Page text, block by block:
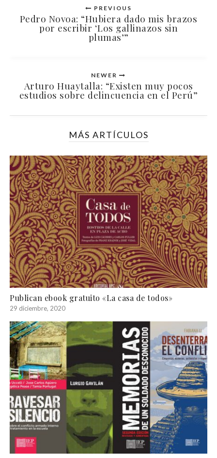
PREVIOUS
Pedro Novoa: “Hubiera dado mis brazos
por escribir ‘Los gallinazos sin
plumas’”
NEWER
Arturo Huaytalla: “Existen muy pocos
estudios sobre delincuencia en el Perú”
MÁS ARTÍCULOS
Publican ebook gratuito «La casa de todos»
29 diciembre, 2020